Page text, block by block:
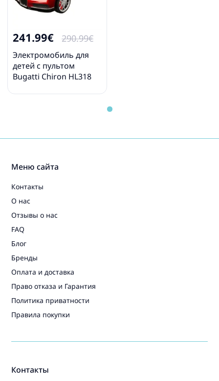
241.99€ 290.99€
Электромобиль для
детей c пультом
Bugatti Chiron HL318
Контакты
Меню сайта
Контакты
О нас
Отзывы о нас
FAQ
Блог
Бренды
Оплата и доставка
Право отказа и Гарантия
Политика приватности
Правила покупки